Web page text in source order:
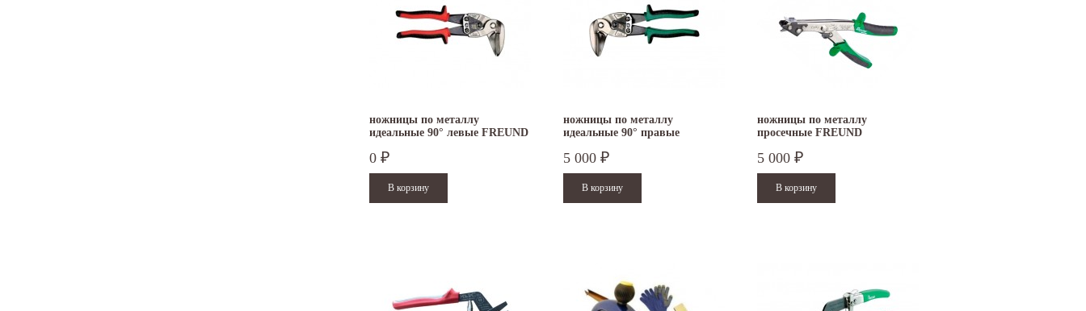
ножницы по металлу
идеальные 90° левые FREUND
0 ₽
ножницы по металлу
идеальные 90° правые
5 000 ₽
ножницы по металлу
просечные FREUND
5 000 ₽